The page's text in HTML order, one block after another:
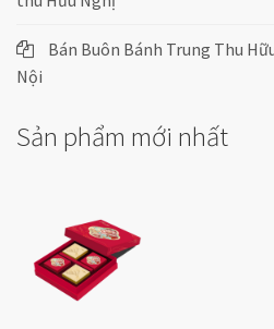
Bán Buôn Bánh Trung Thu
Nội
Sản phẩm mới nhất